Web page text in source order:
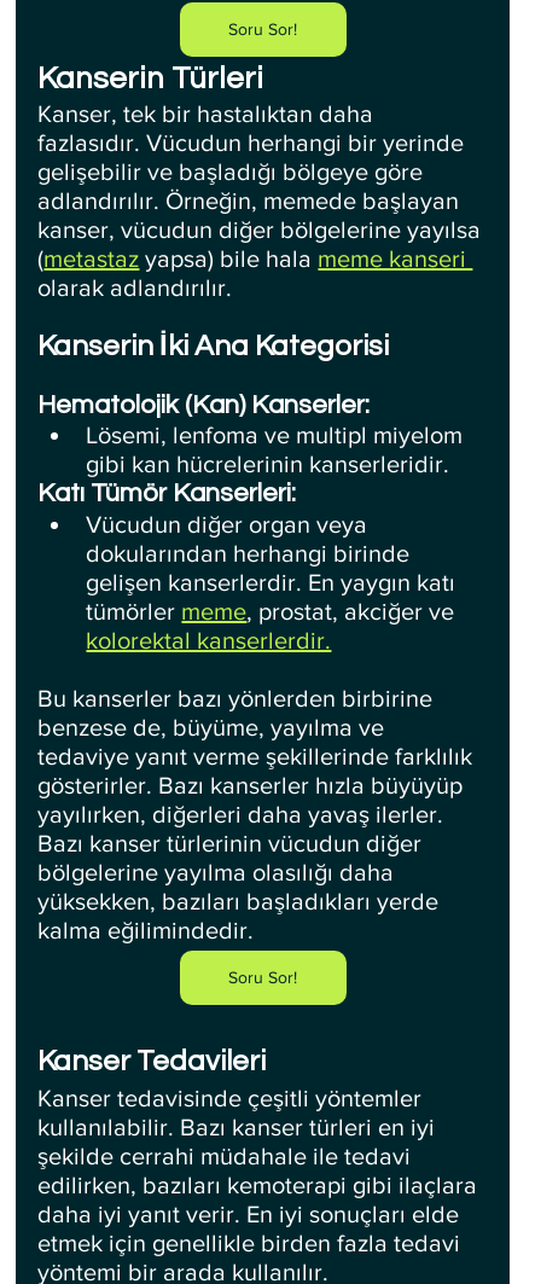
Soru Sor!
Kanserin Türleri
Kanser, tek bir hastalıktan daha
fazlasıdır. Vücudun herhangi bir yerinde
gelişebilir ve başladığı bölgeye göre
adlandırılır. Örneğin, memede başlayan
kanser, vücudun diğer bölgelerine yayılsa
(metastaz yapsa) bile hala meme kanseri
olarak adlandırılır.
Kanserin İki Ana Kategorisi
Hematolojik (Kan) Kanserler:
Lösemi, lenfoma ve multipl miyelom
gibi kan hücrelerinin kanserleridir.
Katı Tümör Kanserleri:
Vücudun diğer organ veya
dokularından herhangi birinde
gelişen kanserlerdir. En yaygın katı
tümörler meme, prostat, akciğer ve
kolorektal kanserlerdir.
Bu kanserler bazı yönlerden birbirine
benzese de, büyüme, yayılma ve
tedaviye yanıt verme şekillerinde farklılık
gösterirler. Bazı kanserler hızla büyüyüp
yayılırken, diğerleri daha yavaş ilerler.
Bazı kanser türlerinin vücudun diğer
bölgelerine yayılma olasılığı daha
yüksekken, bazıları başladıkları yerde
kalma eğilimindedir.
Soru Sor!
Kanser Tedavileri
Kanser tedavisinde çeşitli yöntemler
kullanılabilir. Bazı kanser türleri en iyi
şekilde cerrahi müdahale ile tedavi
edilirken, bazıları kemoterapi gibi ilaçlara
daha iyi yanıt verir. En iyi sonuçları elde
etmek için genellikle birden fazla tedavi
yöntemi bir arada kullanılır.